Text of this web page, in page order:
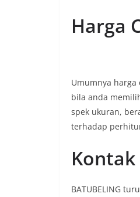
Harga
Umumnya
bila anda
spek ukuran,
terhadap
Kontak
BATUBELING